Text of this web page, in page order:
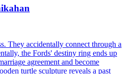
They accidentally connect through a
the Fords' destiny ring ends up
agreement and become
turtle sculpture reveals a past